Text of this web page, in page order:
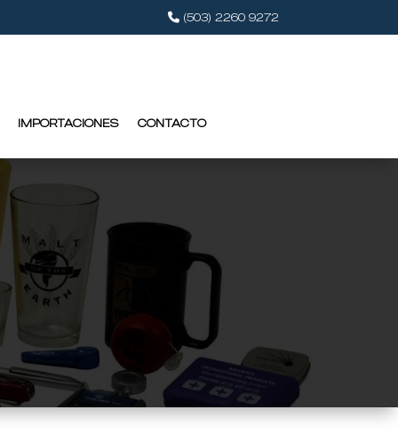
(503) 2260 9272
IMPORTACIONES CONTACTO